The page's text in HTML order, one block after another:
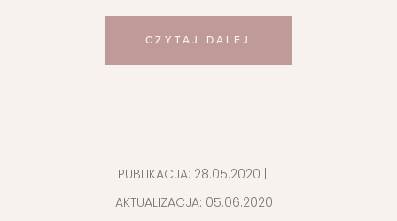
CZYTAJ DALEJ
PUBLIKACJA: 28.05.2020
AKTUALIZACJA: 05.06.2020